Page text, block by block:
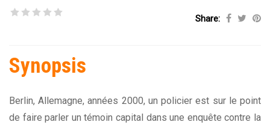
Share:
Synopsis
Berlin, Allemagne, années 2000, un policier est sur le point
de faire parler un témoin capital dans une enquête contre la